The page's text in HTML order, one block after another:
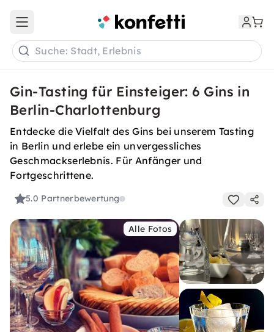
Open main menu
Suche: Stadt, Erlebnis
Gin-Tasting für Einsteiger: 6 Gins in
Berlin-Charlottenburg
Entdecke die Vielfalt des Gins bei unserem Tasting
in Berlin und erlebe ein unvergessliches
Geschmackserlebnis. Für Anfänger und
Fortgeschrittene.
5.0 Partnerbewertung
Alle Fotos